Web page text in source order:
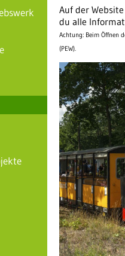
Auf der
du alle
Achtung: Beim Öffnen
(PEW).